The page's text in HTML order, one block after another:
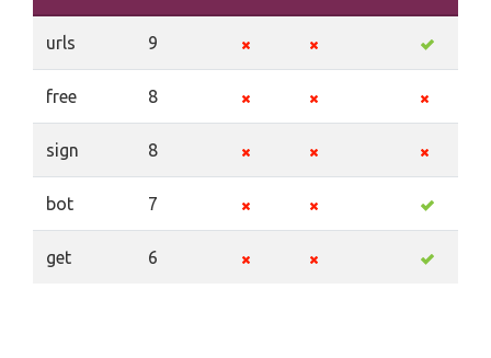
urls 9
free 8
sign 8
bot 7
get 6